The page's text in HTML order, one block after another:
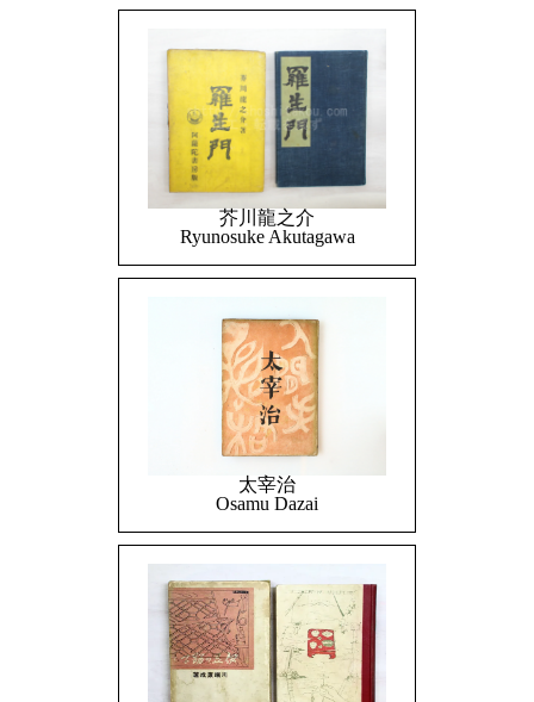
芥川龍之介
Ryunosuke Akutagawa
太宰治
Osamu Dazai